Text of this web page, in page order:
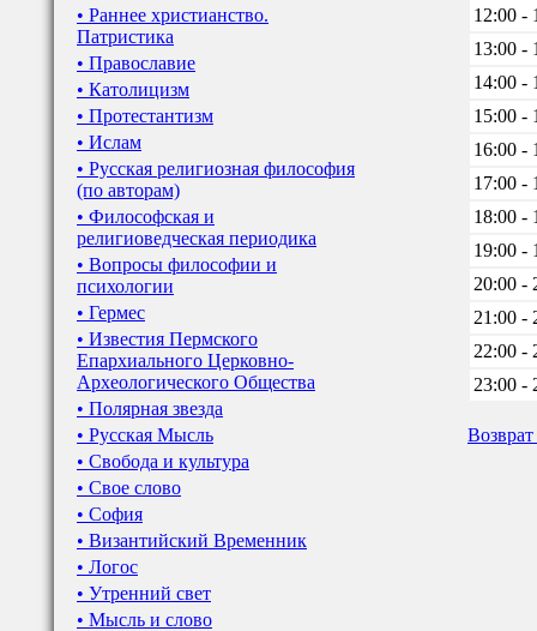
• Раннее христианство.
Патристика
• Православие
• Католицизм
• Протестантизм
• Ислам
• Русская религиозная философия
(по авторам)
• Философская и
религиоведческая периодика
• Вопросы философии и
психологии
• Гермес
• Известия Пермского
Епархиального Церковно-
Археологического Общества
• Полярная звезда
• Русская Мысль
• Свобода и культура
• Свое слово
• София
• Византийский Временник
• Логос
• Утренний свет
• Мысль и слово
12:00 -
13:00 -
14:00 -
15:00 -
16:00 -
17:00 -
18:00 -
19:00 -
20:00 -
21:00 -
22:00 -
23:00 -
Возврат